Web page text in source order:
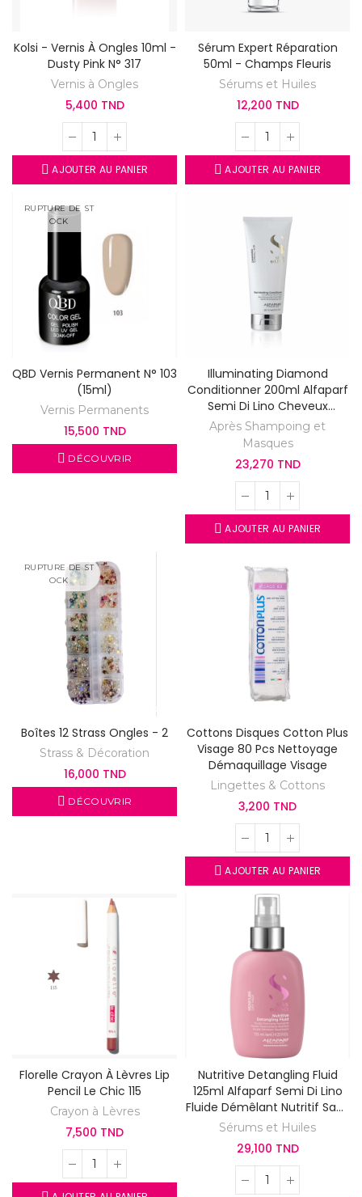
Kolsi - Vernis À Ongles 10ml -
Dusty Pink N° 317
Vernis à Ongles
5,400 TND
AJOUTER AU PANIER
Sérum Expert Réparation
50ml - Champs Fleuris
Sérums et Huiles
12,200 TND
AJOUTER AU PANIER
RUPTURE DE ST
OCK
QBD Vernis Permanent N° 103
(15ml)
Vernis Permanents
15,500 TND
DÉCOUVRIR
Illuminating Diamond
Conditionner 200ml Alfaparf
Semi Di Lino Cheveux
Normaux
Après Shampoing et
Masques
23,270 TND
AJOUTER AU PANIER
RUPTURE DE ST
OCK
Boîtes 12 Strass Ongles - 2
Strass & Décoration
16,000 TND
DÉCOUVRIR
Cottons Disques Cotton Plus
Visage 80 Pcs Nettoyage
Démaquillage Visage
Lingettes & Cottons
3,200 TND
AJOUTER AU PANIER
Florelle Crayon À Lèvres Lip
Pencil Le Chic 115
Crayon à Lèvres
7,500 TND
Nutritive Detangling Fluid
125ml Alfaparf Semi Di Lino
Fluide Démêlant Nutritif Sans
Rinçage
Sérums et Huiles
29,100 TND